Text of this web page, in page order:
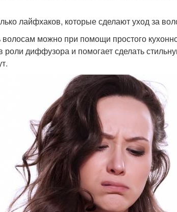
лайфхаков, которые сделают уход за
волосам можно при помощи простого
роли диффузора и помогает сделать